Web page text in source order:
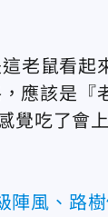
老鼠看起
應該是『
覺吃了會
風、路樹